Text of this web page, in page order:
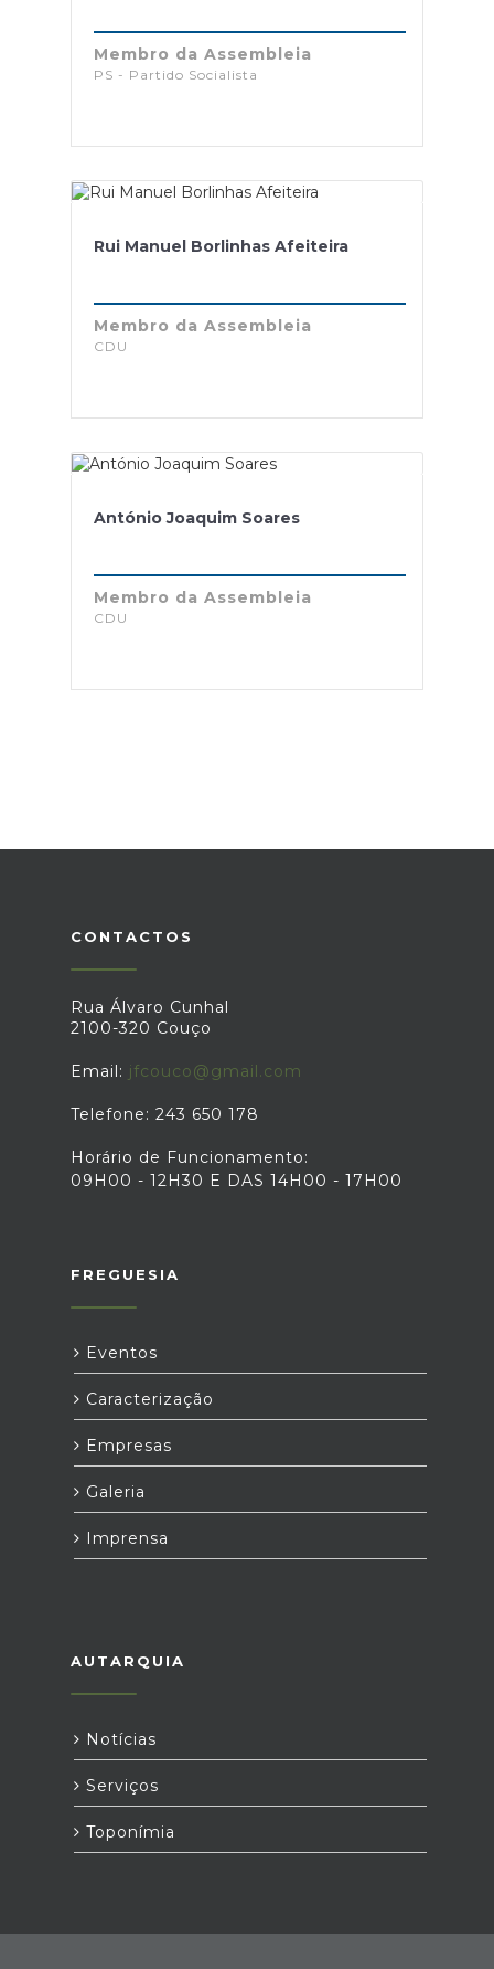
Membro da Assembleia
PS - Partido Socialista
Rui Manuel Borlinhas Afeiteira
Membro da Assembleia
CDU
António Joaquim Soares
Membro da Assembleia
CDU
CONTACTOS
Rua Álvaro Cunhal
2100-320 Couço
Email: jfcouco@gmail.com
Telefone: 243 650 178
Horário de Funcionamento:
09H00 - 12H30 E DAS 14H00 - 17H00
FREGUESIA
Eventos
Caracterização
Empresas
Galeria
Imprensa
AUTARQUIA
Notícias
Serviços
Toponímia